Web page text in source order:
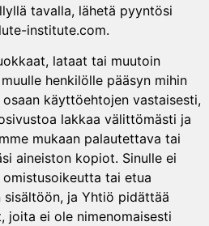
tavalla, lähetä pyyntösi
institute.com.
lataat tai muutoin
henkilölle pääsyn mihin
käyttöehtojen vastaisesti,
lakkaa välittömästi ja
mukaan palautettava tai
aineiston kopiot. Sinulle ei
tai etua
ja Yhtiö pidättää
joita ei ole nimenomaisesti